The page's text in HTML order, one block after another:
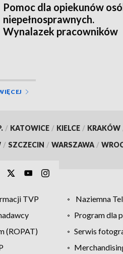
Pomoc dla opiekunów
niepełnosprawnych.
Wynalazek pracowników
/ KATOWICE / KIELCE / KRAKÓW
/ SZCZECIN / WARSZAWA /
TVP Naziemna
Program dla
(ROPAT)
Serwis